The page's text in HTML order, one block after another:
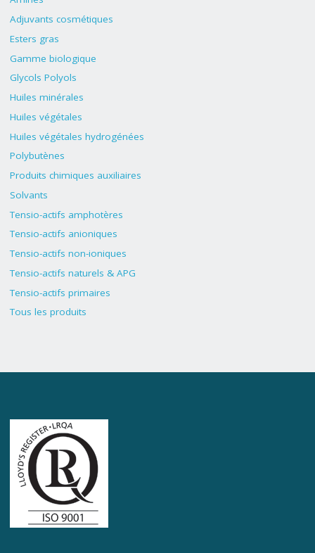
Adjuvants cosmétiques
Esters gras
Gamme biologique
Glycols Polyols
Huiles minérales
Huiles végétales
Huiles végétales hydrogénées
Polybutènes
Produits chimiques auxiliaires
Solvants
Tensio-actifs amphotères
Tensio-actifs anioniques
Tensio-actifs non-ioniques
Tensio-actifs naturels & APG
Tensio-actifs primaires
Tous les produits